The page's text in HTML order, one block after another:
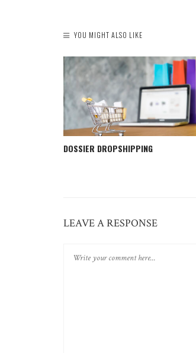
YOU MIGHT ALSO LIKE
DOSSIER DROPSHIPPING
LEAVE A RESPONSE